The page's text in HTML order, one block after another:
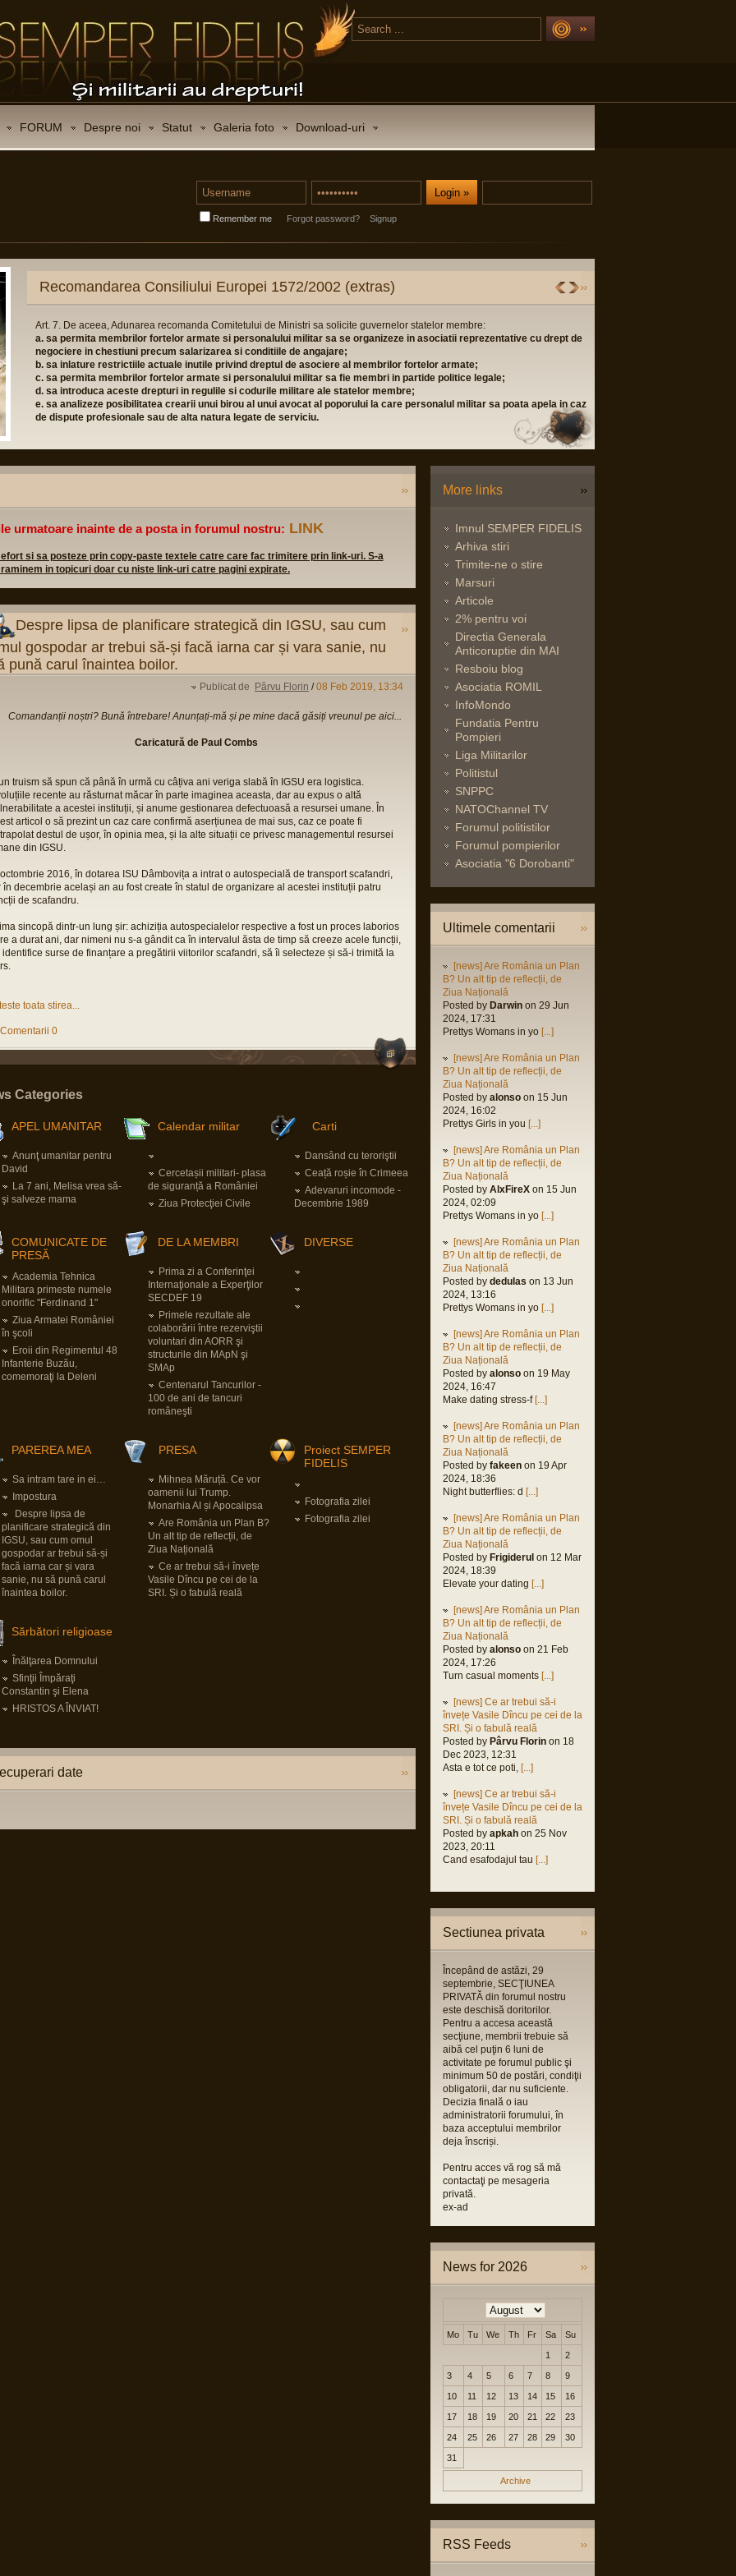
FORUM Despre noi Statut Galeria foto Download-uri
Remember me Forgot password? Signup
CONTACT
Certificat de inscriere in Registrul asociatiilor si fundatiilor: Nr. 42 din 14.07.2006
Certificat de inregistrare fiscala: Nr. 21786556 din 23.05.2007
STATUTUL ASOCIATIEI(click vizualizare)
Formular inscriere(click download) - completati-l, semnati-l si trimiteti-l scanat prin posta sau pe adresa
noastra de email
telefon: 0745 11 95 00 (Francisc Toba - coordonator principal), 0726 86 88 88 (relatii publice)
email:-email-
Cont bancar: Banca Raiffeisen, Sucursala Brancoveanu, RO60 RZBR 0000 0600 0822 0451
urmatoare inainte de a posta in forumul nostru: LINK
si sa posteze prin copy-paste textele catre care fac trimitere prin link-uri. S-a
in topicuri doar cu niste link-uri catre pagini expirate.
Despre lipsa de planificare strategică din IGSU, sau cum
gospodar ar trebui să-și facă iarna car și vara sanie, nu
pună carul înaintea boilor.
Publicat de Pârvu Florin /08 Feb 2019, 13:34
Comandanții noștri? Bună întrebare! Anunțați-mă și pe mine dacă găsiți vreunul pe aici...
Caricatură de Paul Combs
truism să spun că până în urmă cu câțiva ani veriga slabă în IGSU era logistica.
recente au răsturnat măcar în parte imaginea aceasta, dar au expus o altă
a acestei instituții, și anume gestionarea defectuoasă a resursei umane. În
articol o să prezint un caz care confirmă aserțiunea de mai sus, caz ce poate fi
destul de ușor, în opinia mea, și la alte situații ce privesc managementul resursei
din IGSU.
octombrie 2016, în dotarea ISU Dâmbovița a intrat o autospecială de transport scafandri,
în decembrie același an au fost create în statul de organizare al acestei instituții patru
de scafandru.
sincopă dintr-un lung șir: achiziția autospecialelor respective a fost un proces laborios
a durat ani, dar nimeni nu s-a gândit ca în intervalul ăsta de timp să creeze acele funcții,
identifice surse de finanțare a pregătirii viitorilor scafandri, să îi selecteze și să-i trimită la
toata stirea...
Comentarii 0
Categories
APEL UMANITAR
Anunţ umanitar pentru
David
La 7 ani, Melisa vrea să-
şi salveze mama
Calendar militar
Cercetașii militari- plasa
de siguranță a României
Ziua Protecţiei Civile
Carti
Dansând cu teroriştii
Ceață roșie în Crimeea
Adevaruri incomode -
Decembrie 1989
COMUNICATE DE
PRESĂ
Academia Tehnica
Militara primeste numele
onorific "Ferdinand 1"
Ziua Armatei României
în şcoli
Eroii din Regimentul 48
Infanterie Buzău,
comemoraţi la Deleni
DE LA MEMBRI
Prima zi a Conferinţei
Internaţionale a Experţilor
SECDEF 19
Primele rezultate ale
colaborării între rezerviştii
voluntari din AORR şi
structurile din MApN şi
SMAp
Centenarul Tancurilor -
100 de ani de tancuri
româneşti
DIVERSE
PAREREA MEA
Sa intram tare in ei…
Impostura
Despre lipsa de
planificare strategică din
IGSU, sau cum omul
gospodar ar trebui să-și
facă iarna car și vara
sanie, nu să pună carul
înaintea boilor.
PRESA
Mihnea Măruță. Ce vor
oamenii lui Trump.
Monarhia AI și Apocalipsa
Are România un Plan B?
Un alt tip de reflecții, de
Ziua Națională
Ce ar trebui să-i învețe
Vasile Dîncu pe cei de la
SRI. Și o fabulă reală
Proiect SEMPER
FIDELIS
Fotografia zilei
Fotografia zilei
Sărbători religioase
Înălţarea Domnului
Sfinţii Împăraţi
Constantin şi Elena
HRISTOS A ÎNVIAT!
date
More links
Imnul SEMPER FIDELIS
Arhiva stiri
Trimite-ne o stire
Marsuri
Articole
2% pentru voi
Directia Generala
Anticoruptie din MAI
Resboiu blog
Asociatia ROMIL
InfoMondo
Fundatia Pentru
Pompieri
Liga Militarilor
Politistul
SNPPC
NATOChannel TV
Forumul politistilor
Forumul pompierilor
Asociatia "6 Dorobanti"
Ultimele comentarii
[news] Are România un Plan
B? Un alt tip de reflecții, de
Ziua Națională
Posted by Darwin on 29 Jun
2024, 17:31
Prettys Womans in yo [...]
[news] Are România un Plan
B? Un alt tip de reflecții, de
Ziua Națională
Posted by alonso on 15 Jun
2024, 16:02
Prettys Girls in you [...]
[news] Are România un Plan
B? Un alt tip de reflecții, de
Ziua Națională
Posted by AlxFireX on 15 Jun
2024, 02:09
Prettys Womans in yo [...]
[news] Are România un Plan
B? Un alt tip de reflecții, de
Ziua Națională
Posted by dedulas on 13 Jun
2024, 13:16
Prettys Womans in yo [...]
[news] Are România un Plan
B? Un alt tip de reflecții, de
Ziua Națională
Posted by alonso on 19 May
2024, 16:47
Make dating stress-f [...]
[news] Are România un Plan
B? Un alt tip de reflecții, de
Ziua Națională
Posted by fakeen on 19 Apr
2024, 18:36
Night butterflies: d [...]
[news] Are România un Plan
B? Un alt tip de reflecții, de
Ziua Națională
Posted by Frigiderul on 12 Mar
2024, 18:39
Elevate your dating [...]
[news] Are România un Plan
B? Un alt tip de reflecții, de
Ziua Națională
Posted by alonso on 21 Feb
2024, 17:26
Turn casual moments [...]
[news] Ce ar trebui să-i
învețe Vasile Dîncu pe cei de la
SRI. Și o fabulă reală
Posted by Pârvu Florin on 18
Dec 2023, 12:31
Asta e tot ce poti, [...]
[news] Ce ar trebui să-i
învețe Vasile Dîncu pe cei de la
SRI. Și o fabulă reală
Posted by apkah on 25 Nov
2023, 20:11
Cand esafodajul tau [...]
Sectiunea privata
Începând de astăzi, 29
septembrie, SECŢIUNEA
PRIVATĂ din forumul nostru
este deschisă doritorilor.
Pentru a accesa această
secţiune, membrii trebuie să
aibă cel puţin 6 luni de
activitate pe forumul public şi
minimum 50 de postări, condiţii
obligatorii, dar nu suficiente.
Decizia finală o iau
administratorii forumului, în
baza acceptului membrilor
deja înscriși.
Pentru acces vă rog să mă
contactaţi pe mesageria
privată.
ex-ad
News for 2026
Mo Tu We Th Fr Sa Su
1 2
3 4 5 6 7 8 9
10 11 12 13 14 15 16
17 18 19 20 21 22 23
24 25 26 27 28 29 30
31
Archive
RSS Feeds